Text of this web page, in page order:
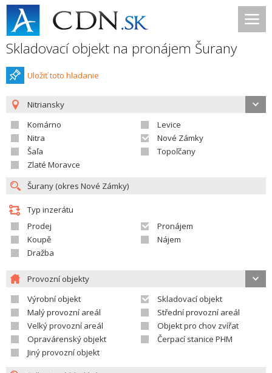
Skladovací objekt na pronájem Šurany
Uložiť toto hladanie
Nitriansky
Komárno
Levice
Nitra
Nové Zámky
Šaľa
Topoľčany
Zlaté Moravce
Typ inzerátu
Prodej
Pronájem
Koupě
Nájem
Dražba
Provozní objekty
Výrobní objekt
Skladovací objekt
Malý provozní areál
Střední provozní areál
Velký provozní areál
Objekt pro chov zvířat
Opravárenský objekt
Čerpací stanice PHM
Jiný provozní objekt